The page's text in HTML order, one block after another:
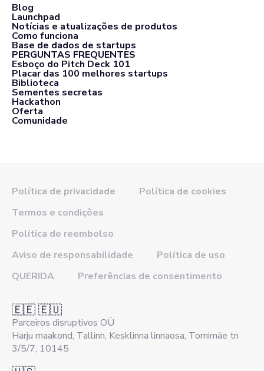
Blog
Launchpad
Notícias e atualizações de produtos
Como funciona
Base de dados de startups
PERGUNTAS FREQUENTES
Esboço do Pitch Deck 101
Placar das 100 melhores startups
Biblioteca
Sementes secretas
Hackathon
Oferta
Comunidade
Política de privacidade
Política de cookies
Termos e condições
Política de reembolso
Aviso de responsabilidade
Política de uso
QUERIDA
Preferências de consentimento
🇪🇪 🇪🇺
Parceiros disruptivos OÜ
Harju maakond, Tallinn, Kesklinna linnaosa, Tornimäe tn
3/5/7, 10145